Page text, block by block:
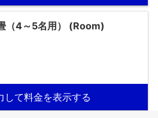
（4～5名用） (Room)
して料金を表示する